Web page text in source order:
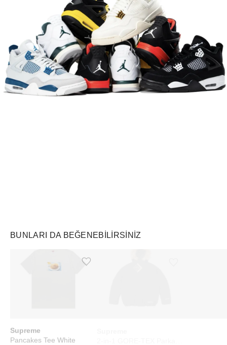
BUNLARI DA BEĞENEBILIRSINIZ
Supreme
Pancakes Tee White
Ürünü istek listesine ekle veya listeden çıkar